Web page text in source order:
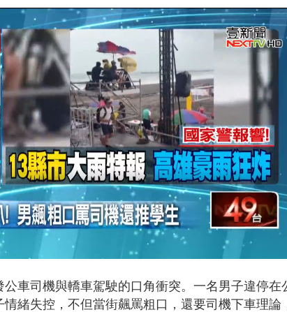
大貨車疲駕又吸毒逆向撞 小客車被撞爛駕駛...
白海豚雨彈炸台釀「水漂效應」 三招自保可...
公車司機與轎車駕駛的口角衝突。一名男子違停在
緒失控，不但當街飆罵粗口，還要司機下車理論